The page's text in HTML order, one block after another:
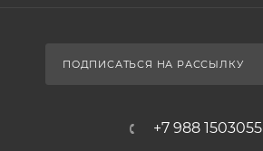
ПОДПИСАТЬСЯ НА РАССЫЛКУ
+7 988 1503055